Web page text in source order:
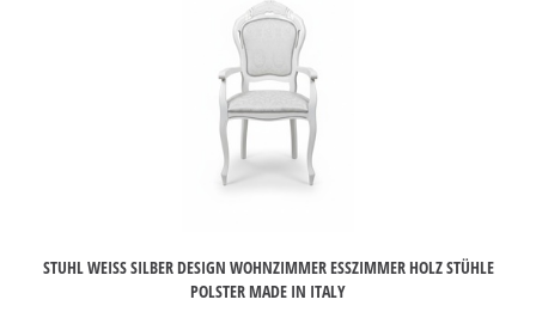
STUHL WEISS SILBER DESIGN WOHNZIMMER ESSZIMMER HOLZ STÜHLE P
OLSTER MADE IN ITALY